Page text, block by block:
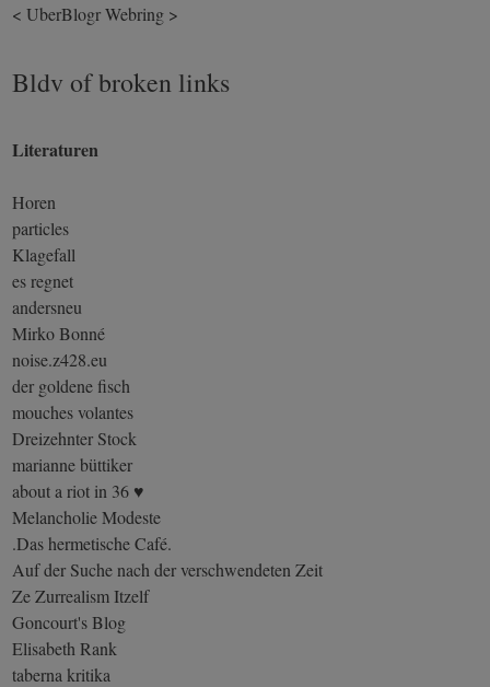
< UberBlogr Webring >
Bldv of broken links
Literaturen
Horen
particles
Klagefall
es regnet
andersneu
Mirko Bonné
noise.z428.eu
der goldene fisch
mouches volantes
Dreizehnter Stock
marianne büttiker
about a riot in 36 ♥
Melancholie Modeste
.Das hermetische Café.
Auf der Suche nach der verschwendeten Zeit
Ze Zurrealism Itzelf
Goncourt's Blog
Elisabeth Rank
taberna kritika